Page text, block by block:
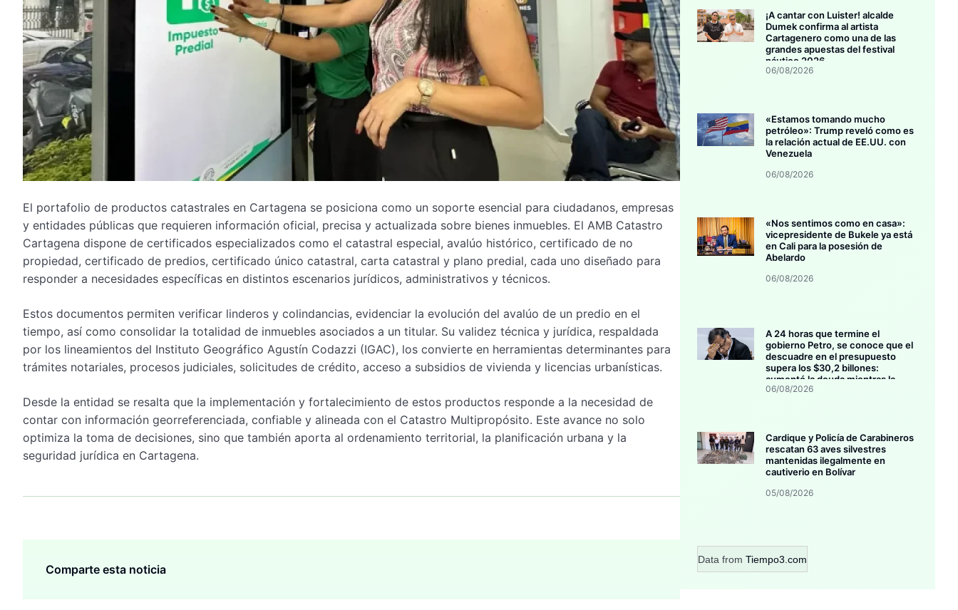
El portafolio de productos catastrales en Cartagena se posiciona como un soporte esencial para ciudadanos, empresas
y entidades públicas que requieren información oficial, precisa y actualizada sobre bienes inmuebles. El AMB Catastro
Cartagena dispone de certificados especializados como el catastral especial, avalúo histórico, certificado de no
propiedad, certificado de predios, certificado único catastral, carta catastral y plano predial, cada uno diseñado para
responder a necesidades específicas en distintos escenarios jurídicos, administrativos y técnicos.
Estos documentos permiten verificar linderos y colindancias, evidenciar la evolución del avalúo de un predio en el
tiempo, así como consolidar la totalidad de inmuebles asociados a un titular. Su validez técnica y jurídica, respaldada
por los lineamientos del Instituto Geográfico Agustín Codazzi (IGAC), los convierte en herramientas determinantes para
trámites notariales, procesos judiciales, solicitudes de crédito, acceso a subsidios de vivienda y licencias urbanísticas.
Desde la entidad se resalta que la implementación y fortalecimiento de estos productos responde a la necesidad de
contar con información georreferenciada, confiable y alineada con el Catastro Multipropósito. Este avance no solo
optimiza la toma de decisiones, sino que también aporta al ordenamiento territorial, la planificación urbana y la
seguridad jurídica en Cartagena.
Comparte esta noticia
¡A cantar con Luister! alcalde
Dumek confirma al artista
Cartagenero como una de las
grandes apuestas del festival
náutico 2026
06/08/2026
«Estamos tomando mucho
petróleo»: Trump reveló como es
la relación actual de EE.UU. con
Venezuela
06/08/2026
«Nos sentimos como en casa»:
vicepresidente de Bukele ya está
en Cali para la posesión de
Abelardo
06/08/2026
A 24 horas que termine el
gobierno Petro, se conoce que el
descuadre en el presupuesto
supera los $30,2 billones:
aumentó la deuda mientras la
inversión se estanca
06/08/2026
Cardique y Policía de Carabineros
rescatan 63 aves silvestres
mantenidas ilegalmente en
cautiverio en Bolívar
05/08/2026
Data from Tiempo3.com